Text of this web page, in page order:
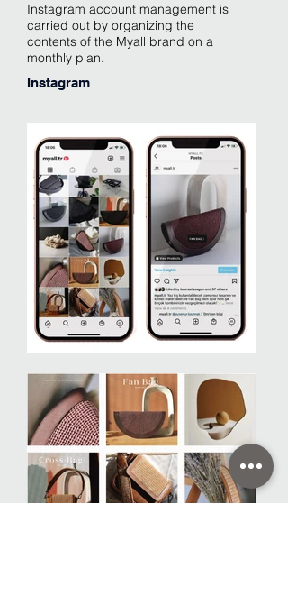
Instagram account management is
carried out by organizing the
contents of the Myall brand on a
monthly plan.
Instagram